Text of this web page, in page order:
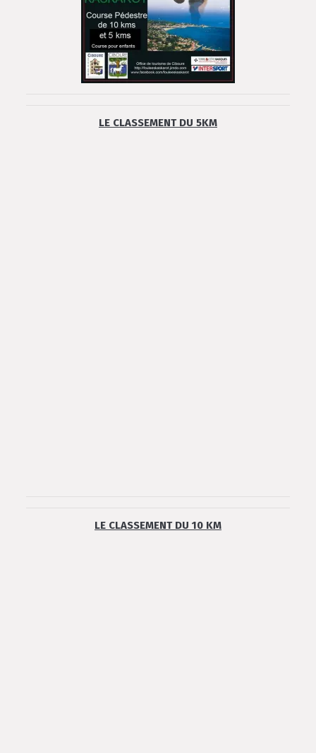
LE CLASSEMENT DU 5KM
LE CLASSEMENT DU 10 KM